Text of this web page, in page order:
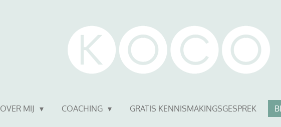
OVER MIJ COACHING GRATIS KENNISMAKINGSGESPREK